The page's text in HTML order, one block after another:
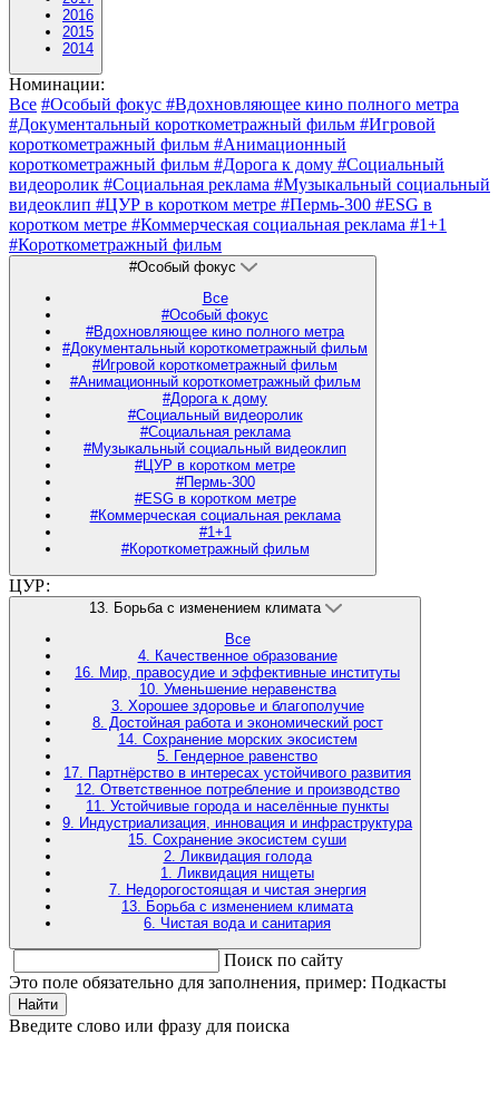
2016
2015
2014
Номинации:
Все #Особый фокус #Вдохновляющее кино полного метра
#Документальный короткометражный фильм #Игровой
короткометражный фильм #Анимационный
короткометражный фильм #Дорога к дому #Социальный
видеоролик #Социальная реклама #Музыкальный социальный
видеоклип #ЦУР в коротком метре #Пермь-300 #ESG в
коротком метре #Коммерческая социальная реклама #1+1
#Короткометражный фильм
#Особый фокус
Все
#Особый фокус
#Вдохновляющее кино полного метра
#Документальный короткометражный фильм
#Игровой короткометражный фильм
#Анимационный короткометражный фильм
#Дорога к дому
#Социальный видеоролик
#Социальная реклама
#Музыкальный социальный видеоклип
#ЦУР в коротком метре
#Пермь-300
#ESG в коротком метре
#Коммерческая социальная реклама
#1+1
#Короткометражный фильм
ЦУР:
13. Борьба с изменением климата
Все
4. Качественное образование
16. Мир, правосудие и эффективные институты
10. Уменьшение неравенства
3. Хорошее здоровье и благополучие
8. Достойная работа и экономический рост
14. Сохранение морских экосистем
5. Гендерное равенство
17. Партнёрство в интересах устойчивого развития
12. Ответственное потребление и производство
11. Устойчивые города и населённые пункты
9. Индустриализация, инновация и инфраструктура
15. Сохранение экосистем суши
2. Ликвидация голода
1. Ликвидация нищеты
7. Недорогостоящая и чистая энергия
13. Борьба с изменением климата
6. Чистая вода и санитария
Поиск по сайту
Это поле обязательно для заполнения, пример: Подкасты
Найти
Введите слово или фразу для поиска